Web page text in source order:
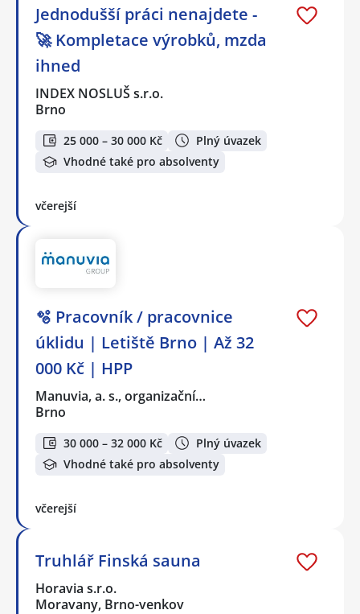
Jednodušší práci nenajdete -
🚀 Kompletace výrobků, mzda
ihned
INDEX NOSLUŠ s.r.o.
Brno
25 000 – 30 000 Kč
Plný úvazek
Vhodné také pro absolventy
včerejší
🫧 Pracovník / pracovnice
úklidu | Letiště Brno | Až 32
000 Kč | HPP
Manuvia, a. s., organizační…
Brno
30 000 – 32 000 Kč
Plný úvazek
Vhodné také pro absolventy
včerejší
Truhlář Finská sauna
Horavia s.r.o.
Moravany, Brno-venkov